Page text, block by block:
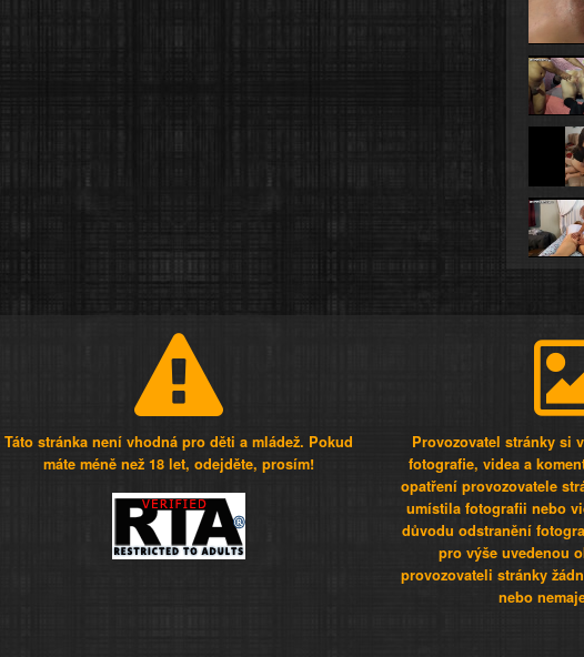
Táto stránka není vhodná pro děti a mládež. Pokud
máte méně než 18 let, odejděte, prosím!
Provozovatel stránky si
fotografie, videa a
opatření provozovatele
umístila fotografii nebo
důvodu odstranění
pro výše uvedenou
provozovateli stránky
nebo